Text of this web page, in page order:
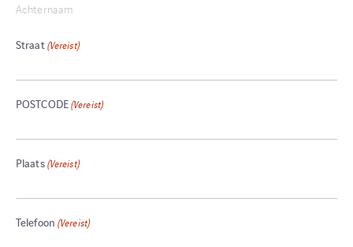
Achternaam
Straat(Vereist)
POSTCODE(Vereist)
Plaats(Vereist)
Telefoon (Vereist)